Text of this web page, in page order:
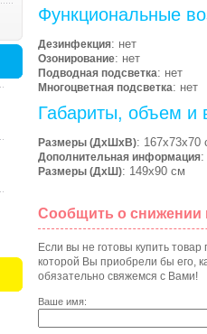
Функциональные
Дезинфекция: нет
Озонирование: нет
Подводная подсветка: нет
Многоцветная подсветка: нет
Габариты, объем и
Размеры (ДхШхВ): 167х73х70
Дополнительная информация:
Размеры (ДхШ): 149х90 см
Сообщить о снижении
Если вы не готовы купить
которой Вы приобрели бы его,
обязательно свяжемся с Вами!
Ваше имя: